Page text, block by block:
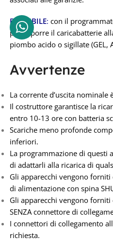
FLESSIBILE: con il
predisporre il caricabatterie
piombo acido o sigillate (GEL,
Avvertenze
La corrente d’uscita nominale è
Il costruttore garantisce la
entro 10-13 ore con batteria
Scariche meno profonde
inferiori.
La programmazione di questi
di adattarli alla ricarica di
Gli apparecchi vengono
di alimentazione con spina
Gli apparecchi vengono forniti
SENZA connettore di
I connettori di collegamento
richiesta.